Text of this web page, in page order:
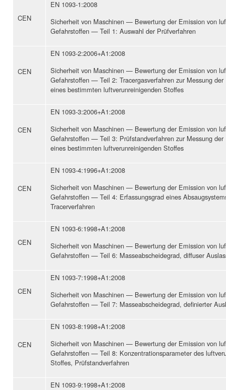
CEN
EN 1093-1:2008
Sicherheit von Maschinen — Bewertung der Emission von
Gefahrstoffen — Teil 1: Auswahl der Prüfverfahren
CEN
EN 1093-2:2006+A1:2008
Sicherheit von Maschinen — Bewertung der Emission von
Gefahrstoffen — Teil 2: Tracergasverfahren zur Messung der
eines bestimmten luftverunreinigenden Stoffes
CEN
EN 1093-3:2006+A1:2008
Sicherheit von Maschinen — Bewertung der Emission von
Gefahrstoffen — Teil 3: Prüfstandverfahren zur Messung der
eines bestimmten luftverunreinigenden Stoffes
CEN
EN 1093-4:1996+A1:2008
Sicherheit von Maschinen — Bewertung der Emission von
Gefahrstoffen — Teil 4: Erfassungsgrad eines
Tracerverfahren
CEN
EN 1093-6:1998+A1:2008
Sicherheit von Maschinen — Bewertung der Emission von
Gefahrstoffen — Teil 6: Masseabscheidegrad, diffuser
CEN
EN 1093-7:1998+A1:2008
Sicherheit von Maschinen — Bewertung der Emission von
Gefahrstoffen — Teil 7: Masseabscheidegrad, definierter
CEN
EN 1093-8:1998+A1:2008
Sicherheit von Maschinen — Bewertung der Emission von
Gefahrstoffen — Teil 8: Konzentrationsparameter des
Stoffes, Prüfstandverfahren
EN 1093-9:1998+A1:2008